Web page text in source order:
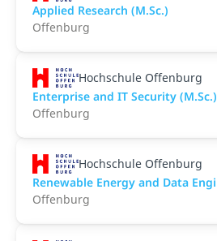
Applied Research (M.Sc.)
Offenburg
Hochschule Offenburg
Enterprise and IT Security (M.Sc.)
Offenburg
Hochschule Offenburg
Renewable Energy and Data
Offenburg